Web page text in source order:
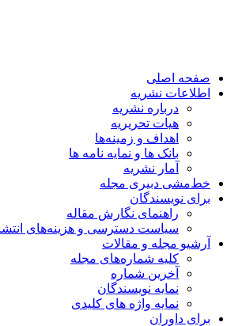
صفحه اصلی
اطلاعات نشریه
درباره نشریه
هیات تحریریه
اهداف و زمینه‌ها
بانک ها و نمایه نامه ها
آمار نشریه
خط‌مشی دبیری مجله
برای نویسندگان
راهنمای نگارش مقاله
سیاست دسترسی و هزینه‌های انتشار
آرشیو مجله و مقالات
کلیه شماره‌های مجله
آخرین شماره
نمایه نویسندگان
نمایه واژه های کلیدی
برای داوران